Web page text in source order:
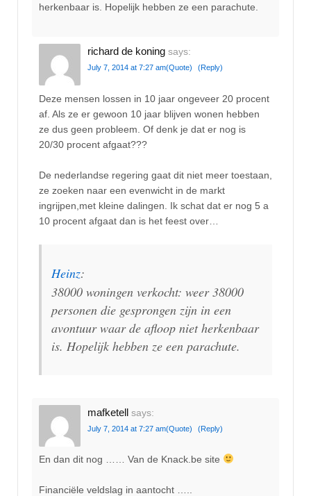
herkenbaar is. Hopelijk hebben ze een parachute.
richard de koning says:
July 7, 2014 at 7:27 am(Quote) (Reply)
Deze mensen lossen in 10 jaar ongeveer 20 procent
af. Als ze er gewoon 10 jaar blijven wonen hebben
ze dus geen probleem. Of denk je dat er nog is
20/30 procent afgaat???
De nederlandse regering gaat dit niet meer toestaan,
ze zoeken naar een evenwicht in de markt
ingrijpen,met kleine dalingen. Ik schat dat er nog 5 a
10 procent afgaat dan is het feest over…
Heinz:
38000 woningen verkocht: weer 38000
personen die gesprongen zijn in een
avontuur waar de afloop niet herkenbaar
is. Hopelijk hebben ze een parachute.
mafketell says:
July 7, 2014 at 7:27 am(Quote) (Reply)
En dan dit nog …… Van de Knack.be site
Financiële veldslag in aantocht …..